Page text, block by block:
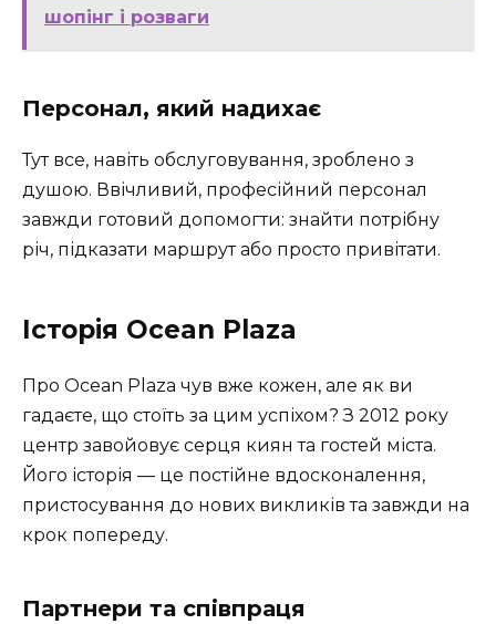
шопінг і розваги
Персонал, який надихає
Тут все, навіть обслуговування, зроблено з
душою. Ввічливий, професійний персонал
завжди готовий допомогти: знайти потрібну
річ, підказати маршрут або просто привітати.
Історія Ocean Plaza
Про Ocean Plaza чув вже кожен, але як ви
гадаєте, що стоїть за цим успіхом? З 2012 року
центр завойовує серця киян та гостей міста.
Його історія — це постійне вдосконалення,
пристосування до нових викликів та завжди на
крок попереду.
Партнери та співпраця